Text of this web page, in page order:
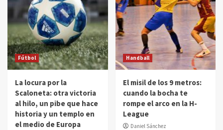
Fútbol
La locura por la
Scaloneta: otra victoria
al hilo, un pibe que hace
historia y un templo en
el medio de Europa
Handball
El misil de los 9 metros:
cuando la bocha te
rompe el arco en la H-
League
Daniel Sánchez